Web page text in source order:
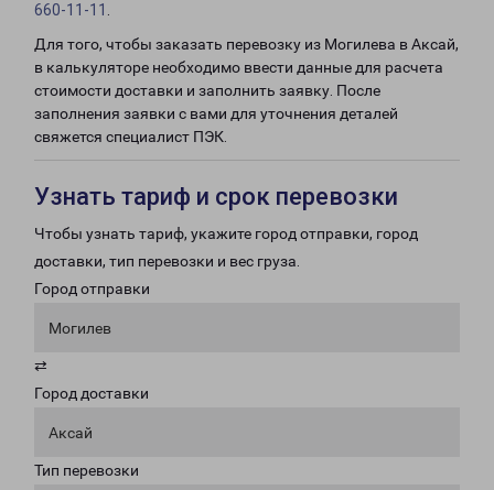
660-11-11
Для того, чтобы заказать перевозку из Могилева в Аксай,
в калькуляторе необходимо ввести данные для расчета
стоимости доставки и заполнить заявку. После
заполнения заявки с вами для уточнения деталей
свяжется специалист ПЭК.
Узнать тариф и срок перевозки
Чтобы узнать тариф, укажите город отправки, город
доставки, тип перевозки и вес груза.
Город отправки
Могилев
⇄
Город доставки
Аксай
Тип перевозки